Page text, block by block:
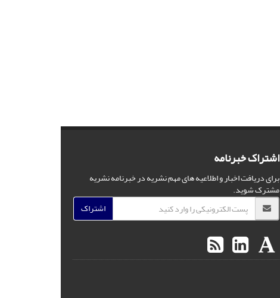
اشتراک خبرنامه
برای دریافت اخبار و اطلاعیه های مهم نشریه در خبرنامه نشریه
مشترک شوید.
اشتراک